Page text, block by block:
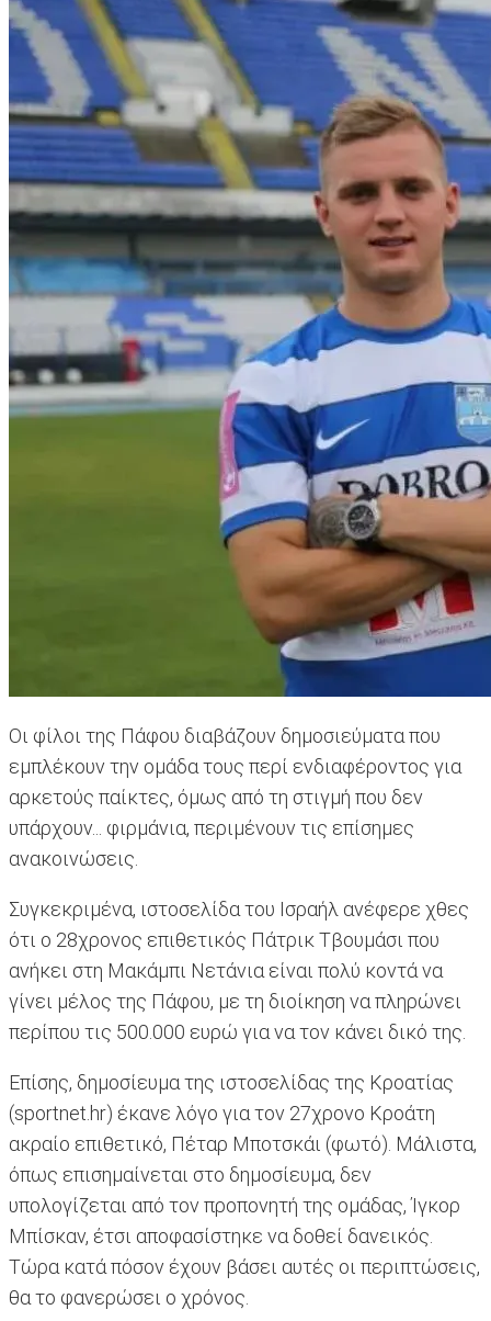
Οι φίλοι της Πάφου διαβάζουν δημοσιεύματα που
εμπλέκουν την ομάδα τους περί ενδιαφέροντος για
αρκετούς παίκτες, όμως από τη στιγμή που δεν
υπάρχουν... φιρμάνια, περιμένουν τις επίσημες
ανακοινώσεις.
Συγκεκριμένα, ιστοσελίδα του Ισραήλ ανέφερε χθες
ότι ο 28χρονος επιθετικός Πάτρικ Τβουμάσι που
ανήκει στη Μακάμπι Νετάνια είναι πολύ κοντά να
γίνει μέλος της Πάφου, με τη διοίκηση να πληρώνει
περίπου τις 500.000 ευρώ για να τον κάνει δικό της.
Επίσης, δημοσίευμα της ιστοσελίδας της Κροατίας
(sportnet.hr) έκανε λόγο για τον 27χρονο Κροάτη
ακραίο επιθετικό, Πέταρ Μποτσκάι (φωτό). Μάλιστα,
όπως επισημαίνεται στο δημοσίευμα, δεν
υπολογίζεται από τον προπονητή της ομάδας, Ίγκορ
Μπίσκαν, έτσι αποφασίστηκε να δοθεί δανεικός.
Τώρα κατά πόσον έχουν βάσει αυτές οι περιπτώσεις,
θα το φανερώσει ο χρόνος.